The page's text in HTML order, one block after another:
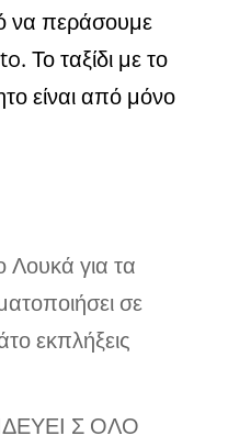
να περάσουμε
Το ταξίδι με το
είναι από μόνο
Λουκά για τα
σε
εκπλήξεις
Σ ΟΛΟ